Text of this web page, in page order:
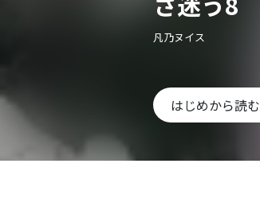
凡乃ヌイス
はじめから読む